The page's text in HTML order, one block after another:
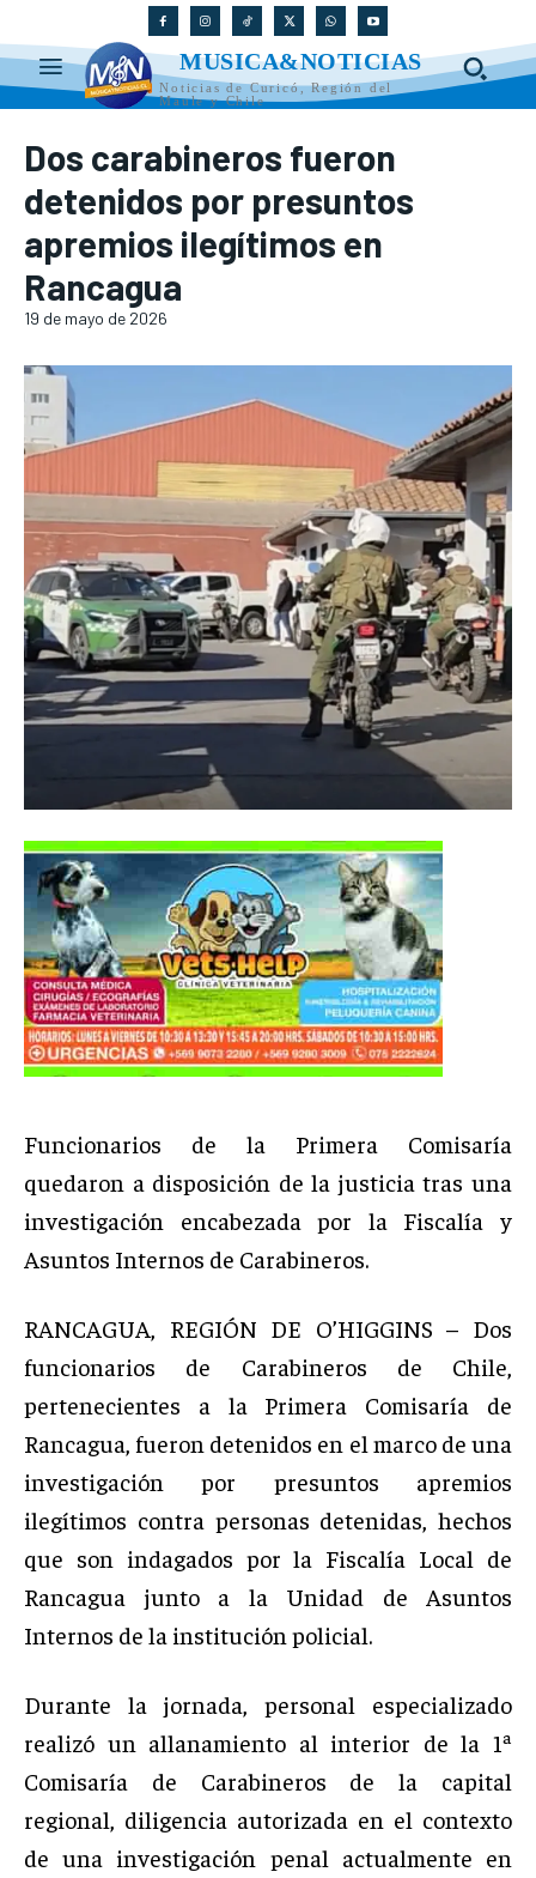
MUSICA&NOTICIAS
Noticias de Curicó, Región del
Maule y Chile
Dos carabineros fueron
detenidos por presuntos
apremios ilegítimos en
Rancagua
19 de mayo de 2026
Funcionarios de la Primera Comisaría
quedaron a disposición de la justicia tras una
investigación encabezada por la Fiscalía y
Asuntos Internos de Carabineros.
RANCAGUA, REGIÓN DE O’HIGGINS – Dos
funcionarios de Carabineros de Chile,
pertenecientes a la Primera Comisaría de
Rancagua, fueron detenidos en el marco de una
investigación por presuntos apremios
ilegítimos contra personas detenidas, hechos
que son indagados por la Fiscalía Local de
Rancagua junto a la Unidad de Asuntos
Internos de la institución policial.
Durante la jornada, personal especializado
realizó un allanamiento al interior de la 1ª
Comisaría de Carabineros de la capital
regional, diligencia autorizada en el contexto
de una investigación penal actualmente en